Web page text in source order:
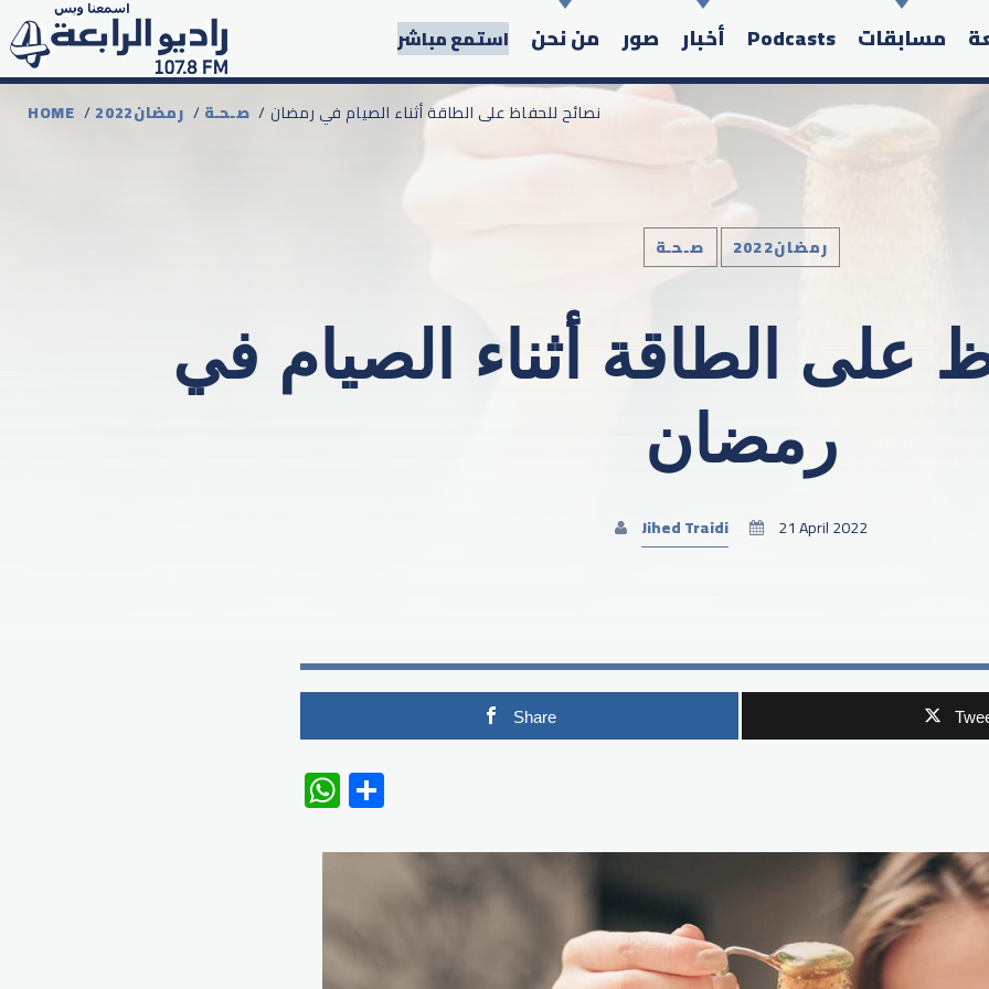
مسابقات Podcasts أخبار صور من نحن استمع مباشر
Search in the website:
HOME / رمضان2022 /صـحـة / نصائح للحفاظ على الطاقة أثناء الصيام في رمضان
رمضان2022 صـحـة
على الطاقة أثناء الصيام في
رمضان
Jihed Traidi 21 April 2022
Share
WhatsApp